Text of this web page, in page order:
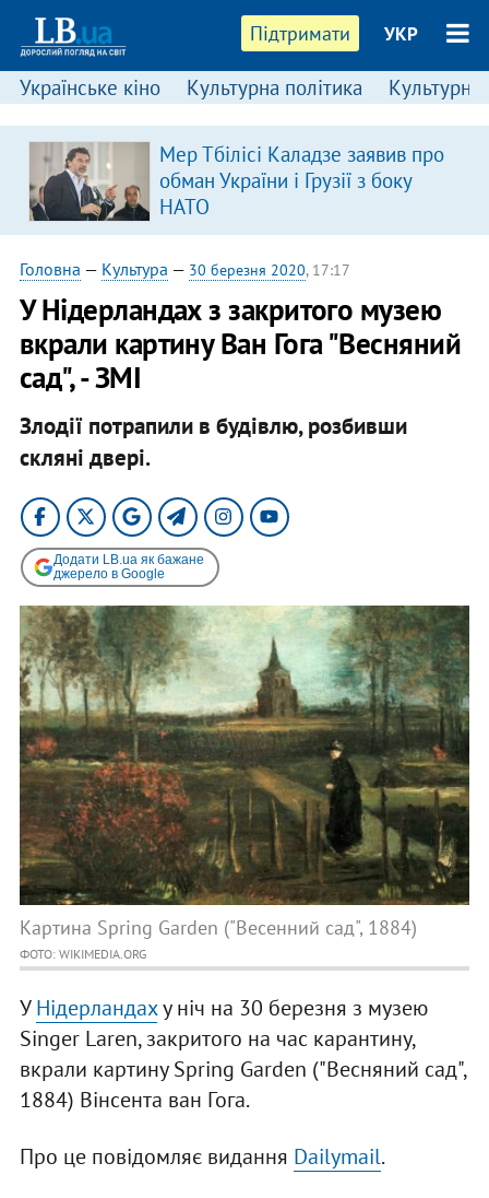
Підтримати УКР
Українське кіно Культурна політика Культурні
Мер Тбілісі Каладзе заявив про
обман України і Грузії з боку
НАТО
Головна — Культура — 30 березня 2020, 17:17
У Нідерландах з закритого музею
вкрали картину Ван Гога "Весняний
сад", - ЗМІ
Злодії потрапили в будівлю, розбивши
скляні двері.
Додати LB.ua як бажане
джерело в Google
Картина Spring Garden ("Весенний сад", 1884)
ФОТО: WIKIMEDIA.ORG
УНідерландаху ніч на 30 березня з музею
Singer Laren, закритого на час карантину,
вкрали картину Spring Garden ("Весняний сад",
1884) Вінсента ван Гога.
Про це повідомляє видання Dailymail.